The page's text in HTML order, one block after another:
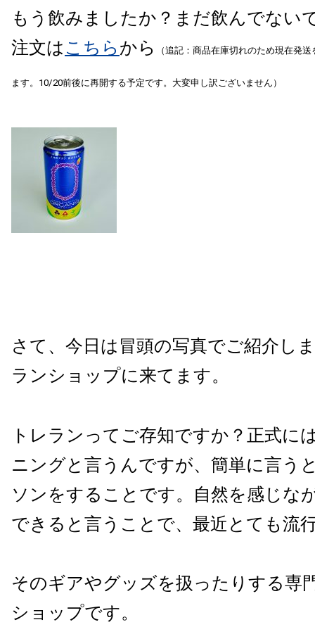
もう飲みましたか？まだ飲んでない
注文は こちら から （追記：商品在庫切れのため現在発
ます。10/20前後に再開する予定です。大変申し訳ございません）
さて、今日は冒頭の写真でご紹介し
ランショップに来てます。
トレランってご存知ですか？正式に
ニングと言うんですが、簡単に言う
ソンをすることです。自然を感じな
できると言うことで、最近とても流
そのギアやグッズを扱ったりする専
ショップです。